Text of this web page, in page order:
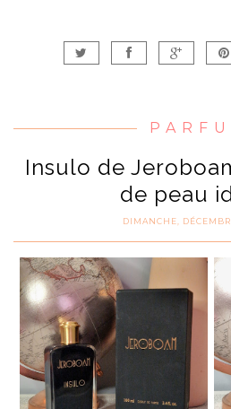
Insulo de
de peau
DIMANCHE,